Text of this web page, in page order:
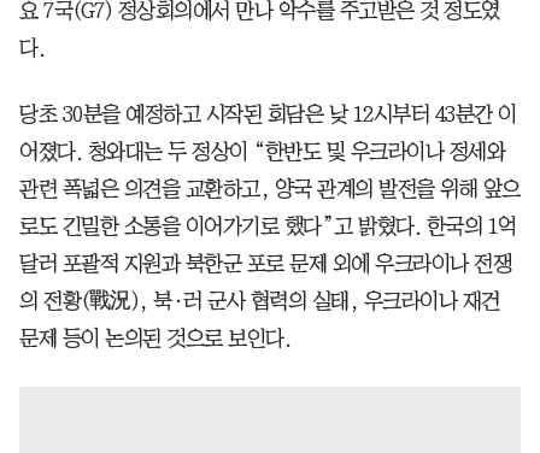
요 7국(G7) 정상회의에서 만나 악수를 주고받은 것 정도였
다.
당초 30분을 예정하고 시작된 회담은 낮 12시부터 43분간 이
어졌다. 청와대는 두 정상이 “한반도 및 우크라이나 정세와
관련 폭넓은 의견을 교환하고, 양국 관계의 발전을 위해 앞으
로도 긴밀한 소통을 이어가기로 했다”고 밝혔다. 한국의 1억
달러 포괄적 지원과 북한군 포로 문제 외에 우크라이나 전쟁
의 전황(戰況), 북·러 군사 협력의 실태, 우크라이나 재건
문제 등이 논의된 것으로 보인다.